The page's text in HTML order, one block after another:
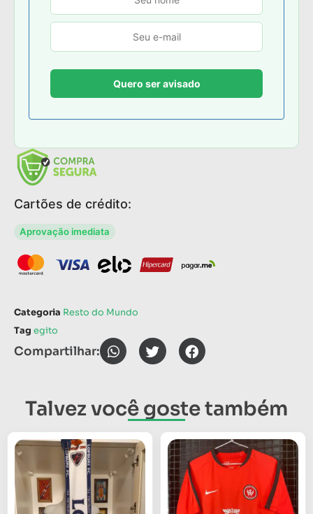
Cartões de crédito:
Aprovação imediata
Categoria Resto do Mundo
Tag egito
Compartilhar:
Talvez você goste também